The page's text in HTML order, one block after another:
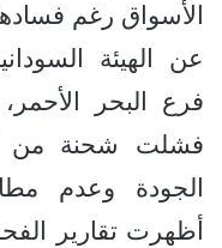
الأسواق رغم
عن الهيئة
فرع البحر
فشلت شحنة من
الجودة وعدم